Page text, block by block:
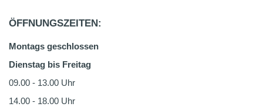
ÖFFNUNGSZEITEN:
Montags geschlossen
Dienstag bis Freitag
09.00 - 13.00 Uhr
14.00 - 18.00 Uhr